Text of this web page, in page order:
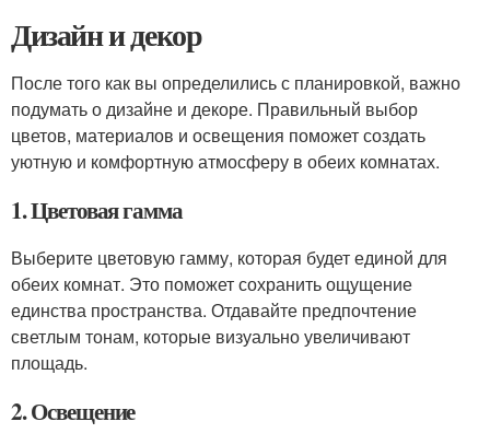
Дизайн и декор
После того как вы определились с планировкой, важно
подумать о дизайне и декоре. Правильный выбор
цветов, материалов и освещения поможет создать
уютную и комфортную атмосферу в обеих комнатах.
1. Цветовая гамма
Выберите цветовую гамму, которая будет единой для
обеих комнат. Это поможет сохранить ощущение
единства пространства. Отдавайте предпочтение
светлым тонам, которые визуально увеличивают
площадь.
2. Освещение